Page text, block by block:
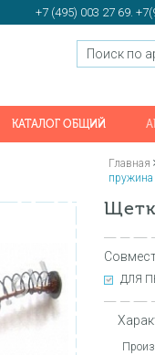
+7 (495) 003 27 69.
КАТАЛОГ ОБЩИЙ
Главная
пружина
ДЛЯ